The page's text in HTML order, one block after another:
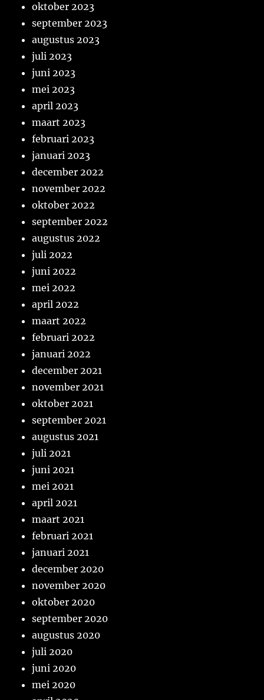
oktober 2023
september 2023
augustus 2023
juli 2023
juni 2023
mei 2023
april 2023
maart 2023
februari 2023
januari 2023
december 2022
november 2022
oktober 2022
september 2022
augustus 2022
juli 2022
juni 2022
mei 2022
april 2022
maart 2022
februari 2022
januari 2022
december 2021
november 2021
oktober 2021
september 2021
augustus 2021
juli 2021
juni 2021
mei 2021
april 2021
maart 2021
februari 2021
januari 2021
december 2020
november 2020
oktober 2020
september 2020
augustus 2020
juli 2020
juni 2020
mei 2020